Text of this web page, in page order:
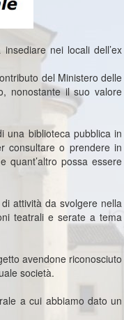
nei locali dell’ex
del Ministero delle
nonostante il suo valore
una biblioteca pubblica in
consultare o prendere in
quant’altro possa essere
attività da svolgere nella
teatrali e serate a tema
avendone riconosciuto
società.
a cui abbiamo dato un